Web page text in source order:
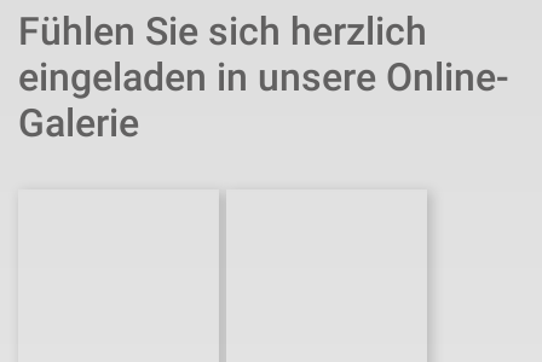
Fühlen Sie sich herzlich
eingeladen in unsere Online-
Galerie